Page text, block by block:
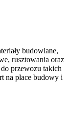
budowlane,
rusztowania oraz
przewozu takich
na place budowy i